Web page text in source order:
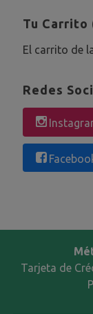
Tu Carrito
El carrito de
Redes
Tarjeta de